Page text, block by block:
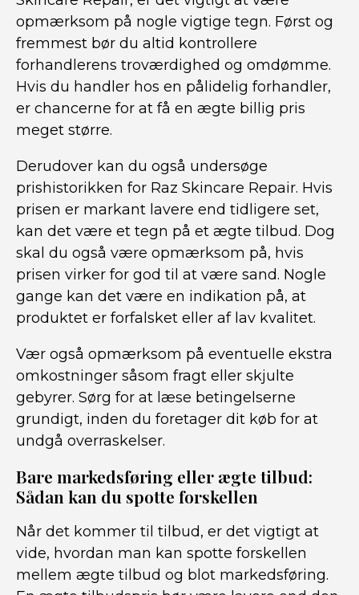
opmærksom på nogle vigtige tegn. Først og
fremmest bør du altid kontrollere
forhandlerens troværdighed og omdømme.
Hvis du handler hos en pålidelig forhandler,
er chancerne for at få en ægte billig pris
meget større.
Derudover kan du også undersøge
prishistorikken for Raz Skincare Repair. Hvis
prisen er markant lavere end tidligere set,
kan det være et tegn på et ægte tilbud. Dog
skal du også være opmærksom på, hvis
prisen virker for god til at være sand. Nogle
gange kan det være en indikation på, at
produktet er forfalsket eller af lav kvalitet.
Vær også opmærksom på eventuelle ekstra
omkostninger såsom fragt eller skjulte
gebyrer. Sørg for at læse betingelserne
grundigt, inden du foretager dit køb for at
undgå overraskelser.
Bare markedsføring eller ægte tilbud:
Sådan kan du spotte forskellen
Når det kommer til tilbud, er det vigtigt at
vide, hvordan man kan spotte forskellen
mellem ægte tilbud og blot markedsføring.